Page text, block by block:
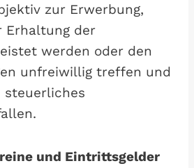
zur Erwerbung,
Erhaltung der
werden oder den
unfreiwillig treffen und
und Eintrittsgelder